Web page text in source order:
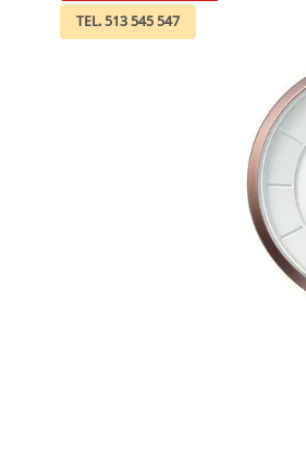
TEL. 513 545 547